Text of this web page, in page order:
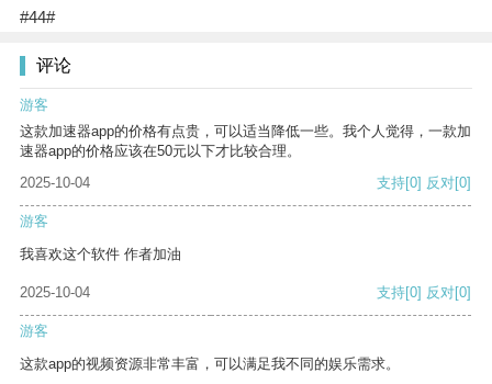
#44#
评论
游客
这款加速器app的价格有点贵，可以适当降低一些。我个人觉得，一款加
速器app的价格应该在50元以下才比较合理。
2025-10-04
支持[0] 反对[0]
游客
我喜欢这个软件 作者加油
2025-10-04 支持[0] 反对[0]
游客
这款app的视频资源非常丰富，可以满足我不同的娱乐需求。